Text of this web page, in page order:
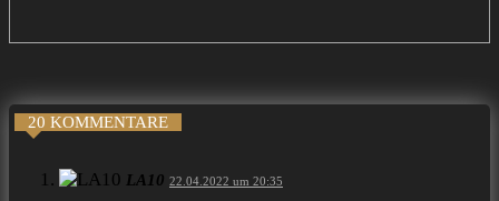
20 KOMMENTARE
LA10 22.04.2022 um 20:35